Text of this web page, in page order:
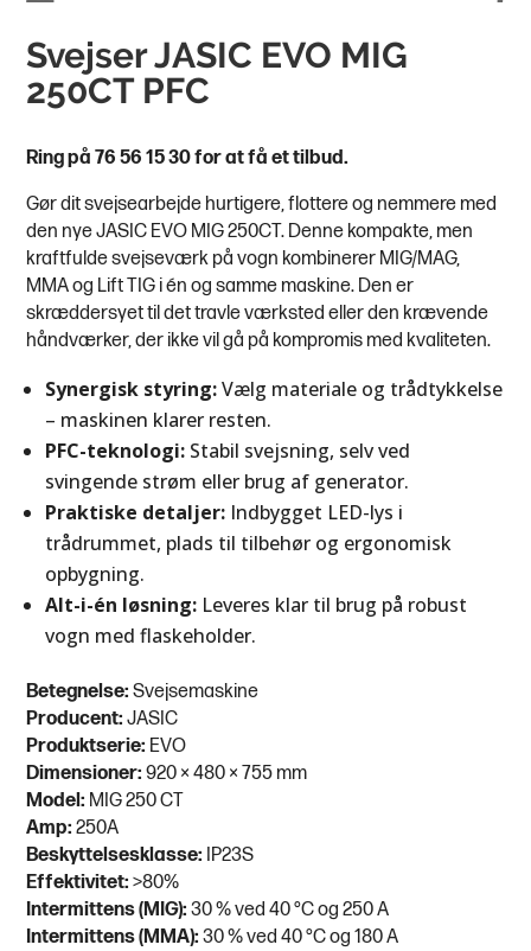
Svejser JASIC EVO MIG
250CT PFC
Ring på 76 56 15 30 for at få et tilbud.
Gør dit svejsearbejde hurtigere, flottere og nemmere med
den nye JASIC EVO MIG 250CT. Denne kompakte, men
kraftfulde svejseværk på vogn kombinerer MIG/MAG,
MMA og Lift TIG i én og samme maskine. Den er
skræddersyet til det travle værksted eller den krævende
håndværker, der ikke vil gå på kompromis med kvaliteten.
Synergisk styring:Vælg materiale og trådtykkelse
– maskinen klarer resten.
PFC-teknologi: Stabil svejsning, selv ved
svingende strøm eller brug af generator.
Praktiske detaljer: Indbygget LED-lys i
trådrummet, plads til tilbehør og ergonomisk
opbygning.
Alt-i-én løsning: Leveres klar til brug på robust
vogn med flaskeholder.
Betegnelse: Svejsemaskine
Producent:JASIC
Produktserie: EVO
Dimensioner: 920 × 480 × 755 mm
Model: MIG 250 CT
Amp: 250A
Beskyttelsesklasse: IP23S
Effektivitet: >80%
Intermittens (MIG):30 % ved 40 °C og 250 A
Intermittens (MMA): 30 % ved 40 °C og 180 A